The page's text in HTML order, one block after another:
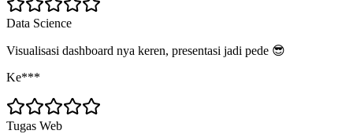
Data Science
Visualisasi dashboard nya keren, presentasi jadi pede 😎
Ke***
Tugas Web